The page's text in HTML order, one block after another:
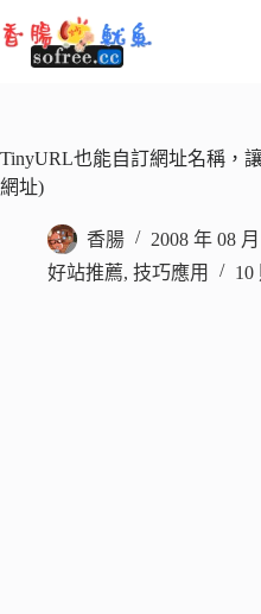
至
容
TinyURL也能自訂網址名稱，
網址)
香腸
2008 年 08
好站推薦, 技巧應用 10